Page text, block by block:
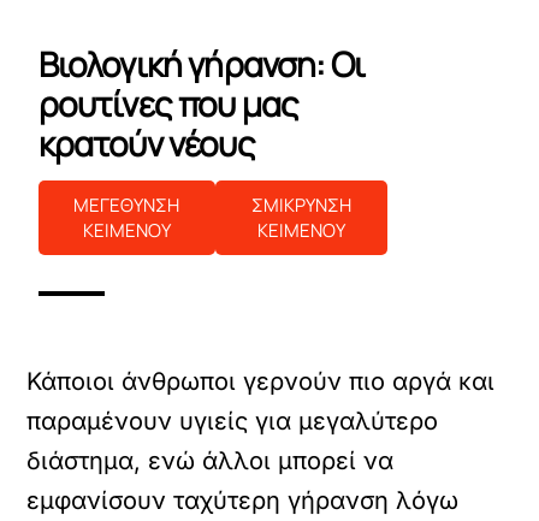
Βιολογική γήρανση: Οι
ρουτίνες που μας
κρατούν νέους
ΜΕΓΕΘΥΝΣΗ
ΚΕΙΜΕΝΟΥ
ΣΜΙΚΡΥΝΣΗ
ΚΕΙΜΕΝΟΥ
Κάποιοι άνθρωποι γερνούν πιο αργά και
παραμένουν υγιείς για μεγαλύτερο
διάστημα, ενώ άλλοι μπορεί να
εμφανίσουν ταχύτερη γήρανση λόγω